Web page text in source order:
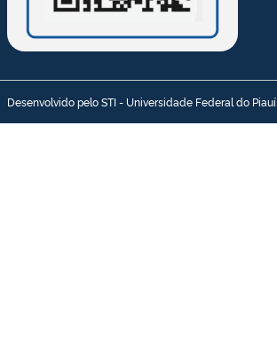
Desenvolvido pelo STI - Universidade Federal do Piauí